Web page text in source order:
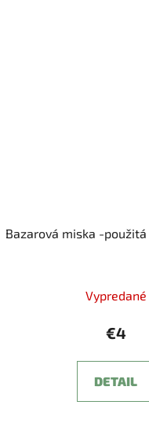
Bazarová miska -použitá
Vypredané
€4
DETAIL